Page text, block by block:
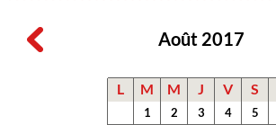
Août 2017
L M M J V S
1 2 3 4 5